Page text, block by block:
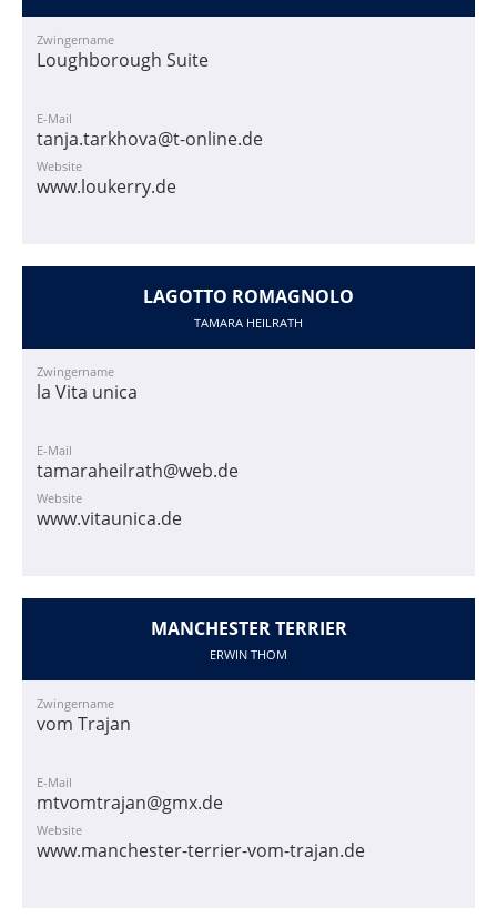
Zwingername
Loughborough Suite
E-Mail
tanja.tarkhova@t-online.de
Website
www.loukerry.de
LAGOTTO ROMAGNOLO
TAMARA HEILRATH
Zwingername
la Vita unica
E-Mail
tamaraheilrath@web.de
Website
www.vitaunica.de
MANCHESTER TERRIER
ERWIN THOM
Zwingername
vom Trajan
E-Mail
mtvomtrajan@gmx.de
Website
www.manchester-terrier-vom-trajan.de